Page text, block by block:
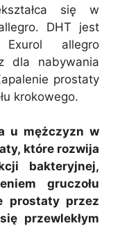
się w
DHT jest
allegro
dla nabywania
prostaty
krokowego.
u mężczyzn w
które rozwija
bakteryjnej,
gruczołu
prostaty przez
przewlekłym